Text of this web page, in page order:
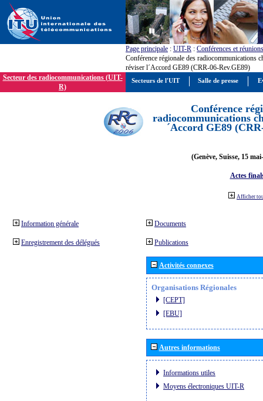
Page principale : UIT-R : Conférences et réunions
Conférence régionale des radiocommunications
réviser l´Accord GE89 (CRR-06-Rev.GE89)
Secteur des radiocommunications (UIT-
R)
Conférence
radiocommunications
´Accord GE89
(Genève, Suisse, 15
Actes
Afficher
Information générale
Enregistrement des délégués
Documents
Publications
Activités connexes
Organisations Régionales
[CEPT]
[EBU]
Autres informations
Informations utiles
Moyens électroniques UIT-R
Secteurs de l'UIT Salle de presse